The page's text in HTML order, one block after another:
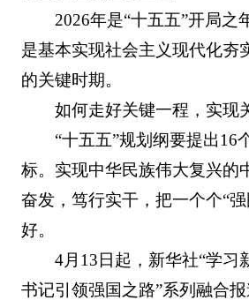
2026年是“十五五”开局之
是基本实现社会主义现代化夯
的关键时期。
如何走好关键一程，实现
“十五五”规划纲要提出16
标。实现中华民族伟大复兴的
奋发，笃行实干，把一个个“
好。
4月13日起，新华社“学习
书记引领强国之路”系列融合报